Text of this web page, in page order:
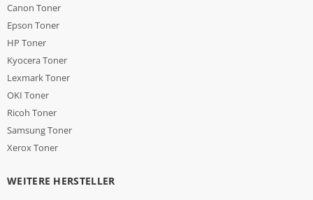
Canon Toner
Epson Toner
HP Toner
Kyocera Toner
Lexmark Toner
OKI Toner
Ricoh Toner
Samsung Toner
Xerox Toner
WEITERE HERSTELLER